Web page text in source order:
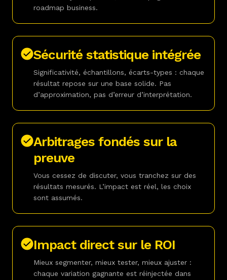
roadmap business.
Sécurité statistique intégrée
Significativité, échantillons, écarts-types : chaque
résultat repose sur une base solide. Pas
d’approximation, pas d’erreur d’interprétation.
Arbitrages fondés sur la
preuve
Vous cessez de discuter, vous tranchez sur des
résultats mesurés. L’impact est réel, les choix
sont assumés.
Impact direct sur le ROI
Mieux segmenter, mieux tester, mieux ajuster :
chaque variation gagnante est réinjectée dans